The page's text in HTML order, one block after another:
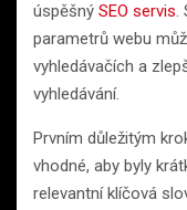
úspěšný SEO servis.
parametrů webu
vyhledávačích a
vyhledávání.
Prvním důležitým
vhodné, aby byly
relevantní klíčová